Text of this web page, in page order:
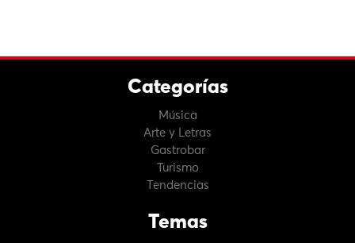
Categorías
Música
Arte y Letras
Gastrobar
Turismo
Tendencias
Temas